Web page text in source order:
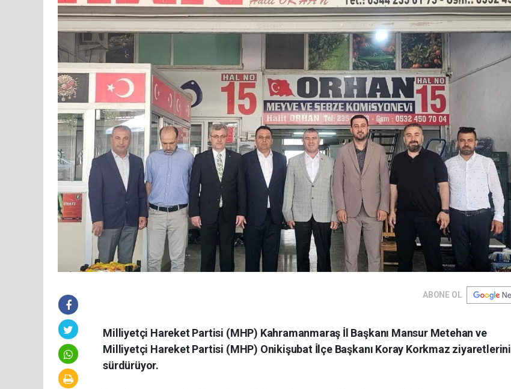
ABONE OL
Milliyetçi Hareket Partisi (MHP) Kahramanmaraş İl Başkanı Mansur Metehan ve
Milliyetçi Hareket Partisi (MHP) Onikişubat İlçe Başkanı Koray Korkmaz ziyaretlerini
sürdürüyor.